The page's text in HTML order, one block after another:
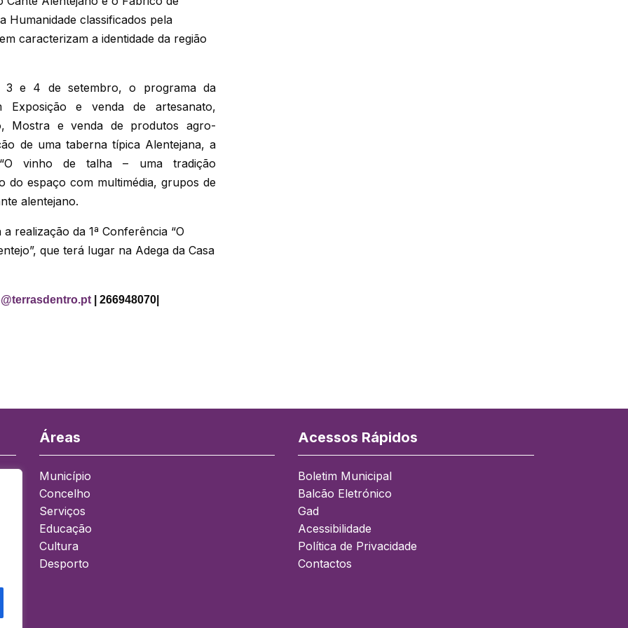
Humanidade classificados pela
caracterizam a identidade da região
3 e 4 de setembro, o programa da
Exposição e venda de artesanato,
Mostra e venda de produtos agro-
de uma taberna típica Alentejana, a
vinho de talha – uma tradição
do espaço com multimédia, grupos de
alentejano.
realização da 1ª Conferência “O
que terá lugar na Adega da Casa
| 266948070|
Áreas
Município
Concelho
Serviços
Educação
Cultura
Desporto
Acessos Rápidos
Boletim Municipal
Balcão Eletrónico
Gad
Acessibilidade
Política de Privacidade
Contactos